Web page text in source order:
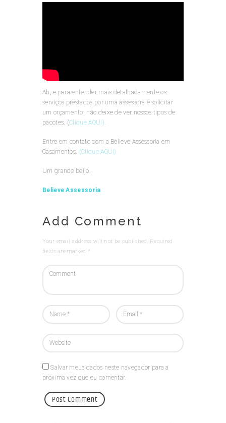
Ah, e para entender mais detalhadamente os
serviços prestados por uma assessora e solicitar
um orçamento, não deixe de ver nossos tipos de
pacotes. (Clique AQUI).
Entre em contato com a Believe Assessoria em
Casamentos. (Clique AQUI)
Um grande beijo,
Believe Assessoria
Add Comment
Your email address will not be published. Required
fields are marked *
Salvar meus dados neste navegador para a
próxima vez que eu comentar.